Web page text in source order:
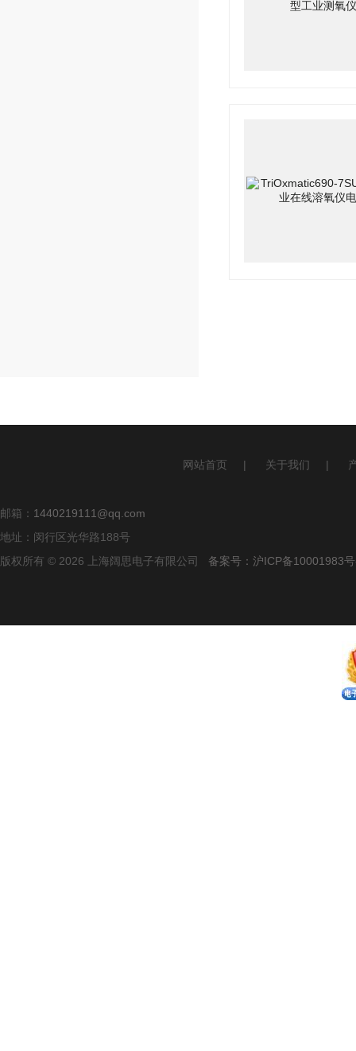
网站首页 | 关于我们 |
邮箱： 1440219111@qq.com
地址：闵行区光华路188号
版权所有 © 2026 上海阔思电子有限公司 备案号：沪ICP备10001983